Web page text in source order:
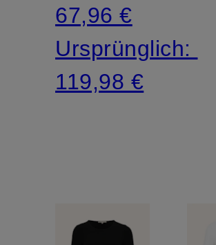
67,96 €
Ursprünglich:
119,98 €